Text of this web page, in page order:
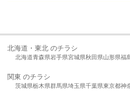
北海道・東北 のチラシ
北海道青森県岩手県宮城県秋田県山形県福
関東 のチラシ
茨城県栃木県群馬県埼玉県千葉県東京都神